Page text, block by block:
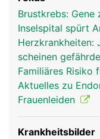
und Gestagen.
gesamten
halbe Million
der Eizellen
zu reifen Eizellen.
befinden sich die
die mit
Eierstöcke liegen.
Eizelle. Bei
die Eierstöcke
Brustkrebs:
Inselspital spürt
Herzkrankheiten:
scheinen
Familiäres Risiko
Aktuelles zu
Frauenleiden
Krankheitsbilder